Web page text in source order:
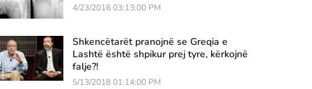
4/23/2016 03:13:00 PM
Shkencëtarët pranojnë se Greqia e
Lashtë është shpikur prej tyre, kërkojnë
falje?!
5/13/2018 01:14:00 PM